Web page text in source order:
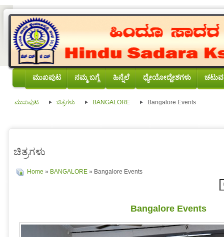
ಮುಖಪುಟ ನಮ್ಮ ಬಗ್ಗೆ ಹಿನ್ನೆಲೆ ಧ್ಯೇಯೋದ್ದೇಶಗಳು
ಮುಖಪುಟ ಚಿತ್ರಗಳು BANGALORE Bangalore Events
ಚಿತ್ರಗಳು
Home » BANGALORE » Bangalore Events
Bangalore Events